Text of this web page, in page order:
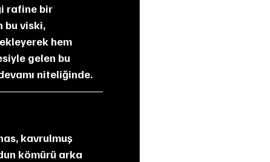
rafine bir
bu viski,
hem
gelen bu
niteliğinde.
kömürü arka